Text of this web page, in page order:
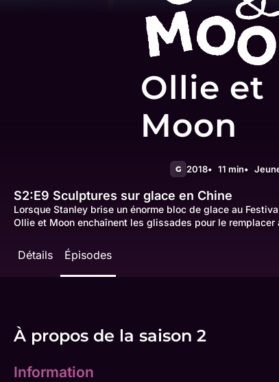
Ollie et
Moon
G 2018 11 min
S2:E9 Sculptures sur glace en Chine
Lorsque Stanley brise un énorme bloc de glace au
Ollie et Moon enchaînent les glissades pour le remplacer
Détails Épisodes
À propos de la saison 2
Information